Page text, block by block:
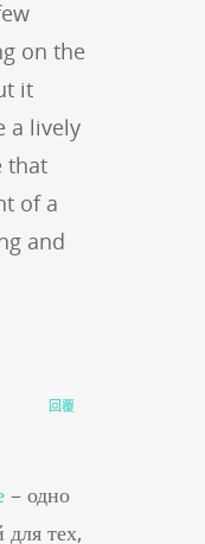
on the
it
a lively
that
of a
and
– одно
тех,
回覆